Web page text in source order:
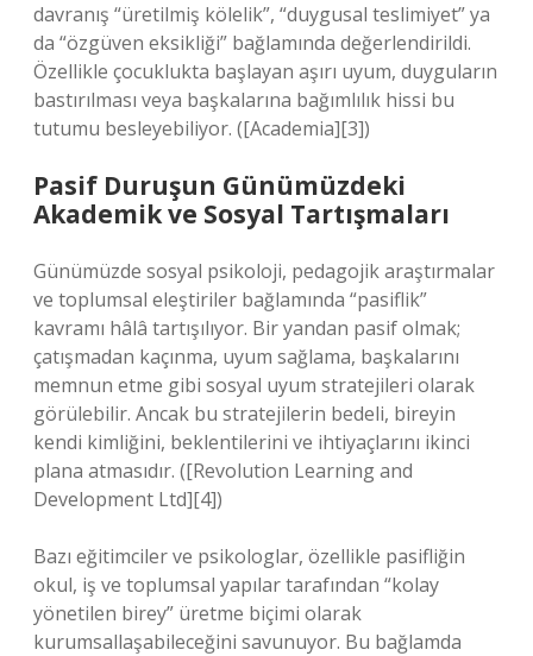
davranış “üretilmiş kölelik”, “duygusal teslimiyet” ya
da “özgüven eksikliği” bağlamında değerlendirildi.
Özellikle çocuklukta başlayan aşırı uyum, duyguların
bastırılması veya başkalarına bağımlılık hissi bu
tutumu besleyebiliyor. ([Academia][3])
Pasif Duruşun Günümüzdeki
Akademik ve Sosyal Tartışmaları
Günümüzde sosyal psikoloji, pedagojik araştırmalar
ve toplumsal eleştiriler bağlamında “pasiflik”
kavramı hâlâ tartışılıyor. Bir yandan pasif olmak;
çatışmadan kaçınma, uyum sağlama, başkalarını
memnun etme gibi sosyal uyum stratejileri olarak
görülebilir. Ancak bu stratejilerin bedeli, bireyin
kendi kimliğini, beklentilerini ve ihtiyaçlarını ikinci
plana atmasıdır. ([Revolution Learning and
Development Ltd][4])
Bazı eğitimciler ve psikologlar, özellikle pasifliğin
okul, iş ve toplumsal yapılar tarafından “kolay
yönetilen birey” üretme biçimi olarak
kurumsallaşabileceğini savunuyor. Bu bağlamda